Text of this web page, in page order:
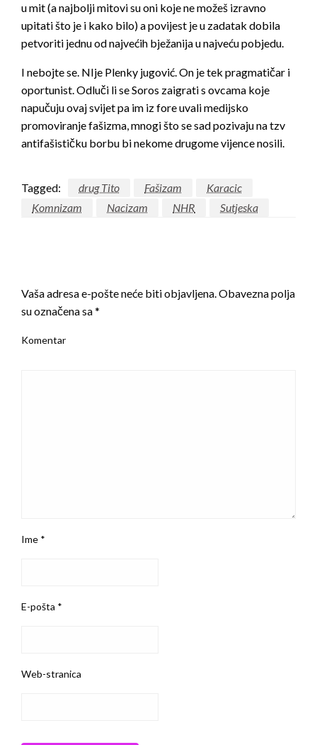
u mit (a najbolji mitovi su oni koje ne možeš izravno
upitati što je i kako bilo) a povijest je u zadatak dobila
petvoriti jednu od najvećih bježanija u najveću pobjedu.
I nebojte se. NIje Plenky jugović. On je tek pragmatičar i
oportunist. Odluči li se Soros zaigrati s ovcama koje
napučuju ovaj svijet pa im iz fore uvali medijsko
promoviranje fašizma, mnogi što se sad pozivaju na tzv
antifašističku borbu bi nekome drugome vijence nosili.
Tagged: drug Tito Fašizam
Karacic
Komnizam
Nacizam NHR Sutjeska
Vaša adresa e-pošte neće biti objavljena.Obavezna polja
su označena sa*
Komentar
Ime *
E-pošta *
Web-stranica